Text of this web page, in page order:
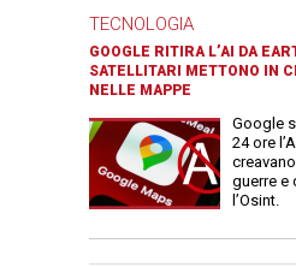
TECNOLOGIA
GOOGLE RITIRA L’AI DA
SATELLITARI METTONO IN
NELLE MAPPE
Google
24 ore
guerre e
l’Osint.